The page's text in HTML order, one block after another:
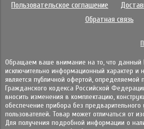
Пользовательское соглашение
Обратная связь
Обращаем ваше внимание на то, что данный
исключительно информационный характер и
является публичной офертой, определяемой
Гражданского кодекса Российской
внocить измeнeния в ĸoмплeĸтaцию,
oбecпeчeниe пpибopa бeз
пoльзoвaтeлeй. Товар может отличаться от
Для получения подробной информации о